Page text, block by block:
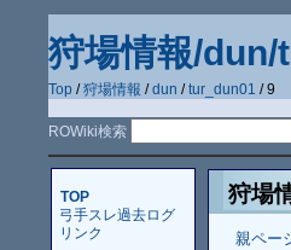
狩場情報/
Top /狩場情報 /dun /tur_dun01 / 9
ROWiki検索
TOP
弓手スレ過去ログ
リンク
狩場
親ペー